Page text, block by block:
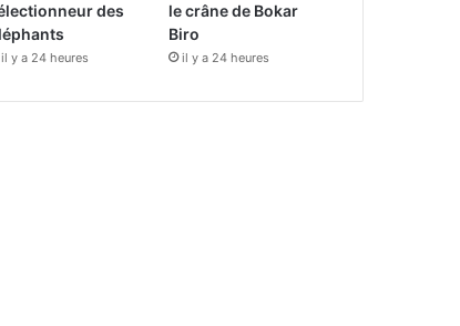
des
il y a 24 heures
le crâne de Bokar
Biro
il y a 24 heures